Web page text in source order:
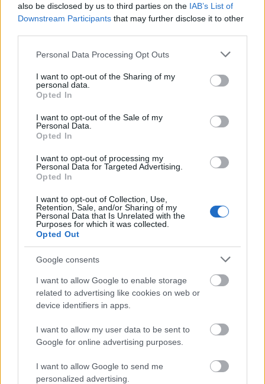
also be disclosed by us to third parties on the IAB’s List of
Downstream Participants that may further disclose it to other
Please note that this website/app uses one or more Google
not limited to your visit or usage behaviour. You may click to
grant or deny consent to Google and its third-party tags to
use your data for below specified purposes in below Google
consent section.
Personal Data Processing Opt Outs
I want to opt-out of the Sharing of my
personal data.
Opted In
I want to opt-out of the Sale of my
Personal Data.
Opted In
I want to opt-out of processing my
Personal Data for Targeted Advertising.
Opted In
I want to opt-out of Collection, Use,
Retention, Sale, and/or Sharing of my
Personal Data that Is Unrelated with the
Purposes for which it was collected.
Opted Out
Google consents
I want to allow Google to enable storage
related to advertising like cookies on web or
device identifiers in apps.
I want to allow my user data to be sent to
Google for online advertising purposes.
I want to allow Google to send me
personalized advertising.
Díszítsd idén vodkával a
karácsonyfád
Újabb őrület a láthatáron
Winelovers•2018. november 15.
Ez úgy fel fog villanyozni, mint az égők a
karácsonyfádat. Szó szerint. Mi figyelmeztettünk!
Mit igyanak december szülöttei?
Nyilasok és Bakok, most figyeljetek!
Winelovers•2017. december 04.